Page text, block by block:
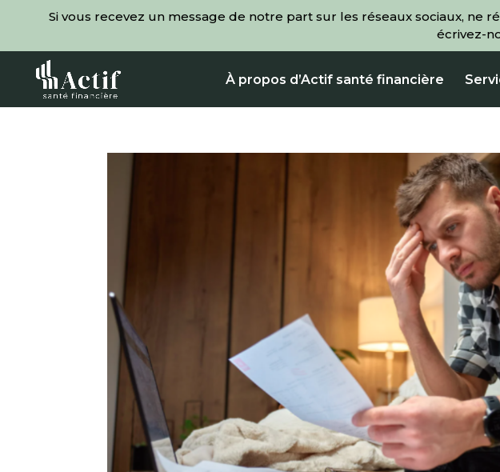
À propos d’Actif santé financière
Si vous recevez un message de notre part sur les réseaux sociaux,
écrivez-